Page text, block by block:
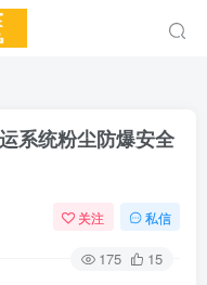
系统粉尘防爆安全
关注 私信
175 15